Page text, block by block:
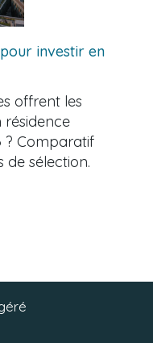
investir en
offrent les
résidence
? Comparatif
de sélection.